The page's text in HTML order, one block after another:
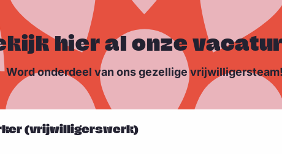
hier al onze
Word onderdeel van ons gezellige
(vrijwilligerswerk)